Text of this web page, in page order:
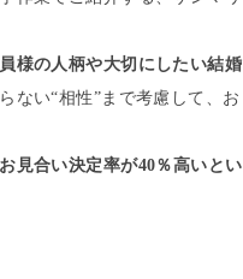
様の人柄や大切にしたい結婚
ない“相性”まで考慮して、お
お見合い決定率が40％高いとい